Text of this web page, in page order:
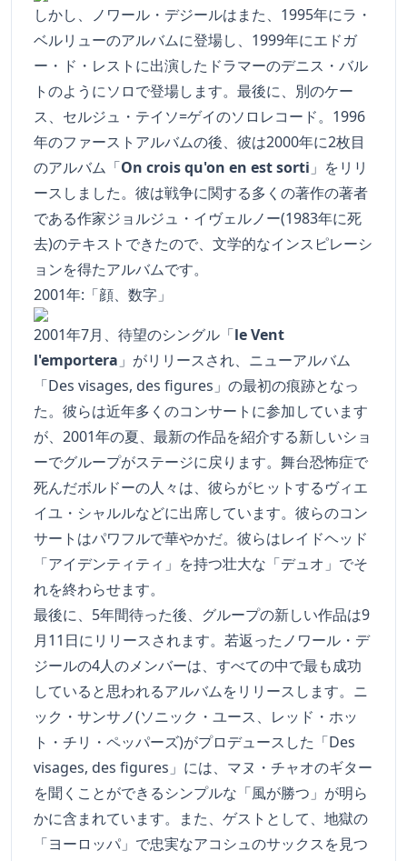
しかし、ノワール・デジールはまた、1995年にラ・
ベルリューのアルバムに登場し、1999年にエドガ
ー・ド・レストに出演したドラマーのデニス・バル
トのようにソロで登場します。最後に、別のケー
ス、セルジュ・テイソ=ゲイのソロレコード。1996
年のファーストアルバムの後、彼は2000年に2枚目
のアルバム「On crois qu'on en est sorti 」をリリ
ースしました。彼は戦争に関する多くの著作の著者
である作家ジョルジュ・イヴェルノー(1983年に死
去)のテキストできたので、文学的なインスピレーシ
ョンを得たアルバムです。
2001年:「顔、数字」
2001年7月、待望のシングル「le Vent
l'emportera 」がリリースされ、ニューアルバム
「Des visages, des figures 」の最初の痕跡となっ
た。彼らは近年多くのコンサートに参加しています
が、2001年の夏、最新の作品を紹介する新しいショ
ーでグループがステージに戻ります。舞台恐怖症で
死んだボルドーの人々は、彼らがヒットするヴィエ
イユ・シャルルなどに出席しています。彼らのコン
サートはパワフルで華やかだ。彼らはレイドヘッド
「アイデンティティ」を持つ壮大な「デュオ」でそ
れを終わらせます。
最後に、5年間待った後、グループの新しい作品は9
月11日にリリースされます。若返ったノワール・デ
ジールの4人のメンバーは、すべての中で最も成功
していると思われるアルバムをリリースします。ニ
ック・サンサノ(ソニック・ユース、レッド・ホッ
ト・チリ・ペッパーズ)がプロデュースした「Des
visages, des figures」には、マヌ・チャオのギター
を聞くことができるシンプルな「風が勝つ」が明ら
かに含まれています。また、ゲストとして、地獄の
「ヨーロッパ」で忠実なアコシュのサックスを見つ